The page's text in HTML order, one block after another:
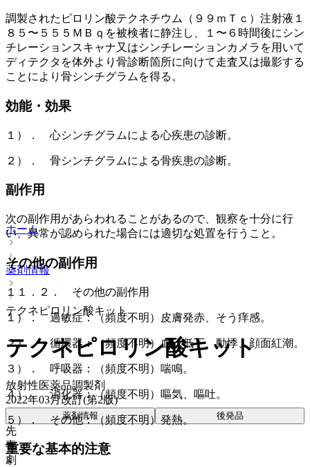
調製されたピロリン酸テクネチウム（９９ｍＴｃ）注射液１
８５〜５５５ＭＢｑを被検者に静注し、１〜６時間後にシン
チレーションスキャナ又はシンチレーションカメラを用いて
ディテクタを体外より骨診断箇所に向けて走査又は撮影する
ことにより骨シンチグラムを得る。
効能・効果
１）． 心シンチグラムによる心疾患の診断。
２）． 骨シンチグラムによる骨疾患の診断。
副作用
次の副作用があらわれることがあるので、観察を十分に行
い、異常が認められた場合には適切な処置を行うこと。
その他の副作用
１１．２． その他の副作用
１）． 過敏症：（頻度不明）皮膚発赤、そう痒感。
２）． 循環器：（頻度不明）血圧低下、動悸、顔面紅潮。
３）． 呼吸器：（頻度不明）喘鳴。
４）． 消化器：（頻度不明）嘔気、嘔吐。
５）． その他：（頻度不明）発熱。
重要な基本的注意
ホーム
薬剤情報
テクネピロリン酸キット
テクネピロリン酸キット
放射性医薬品調製剤
2022年03月改訂(第2版)
薬剤情報 後発品
先
毒
劇